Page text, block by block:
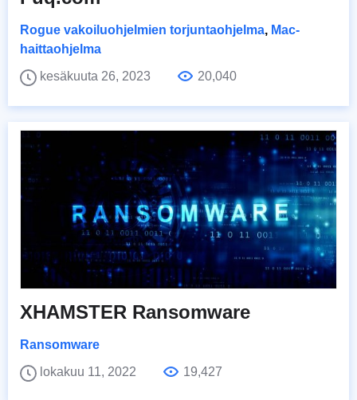
Rogue vakoiluohjelmien torjuntaohjelma, Mac-
haittaohjelma
kesäkuuta 26, 2023
20,040
XHAMSTER Ransomware
Ransomware
lokakuu 11, 2022
19,427